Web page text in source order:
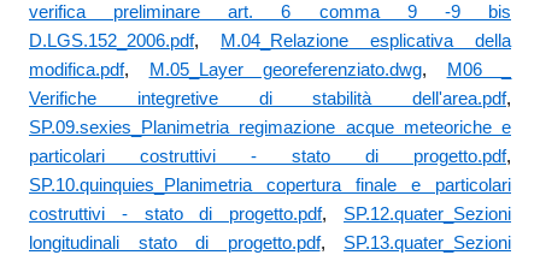
verifica preliminare art. 6 comma 9 -9 bis
D.LGS.152_2006.pdf,
M.04_Relazione esplicativa della
modifica.pdf, M.05_Layer georeferenziato.dwg,
M06 _
Verifiche integretive di stabilità dell'area.pdf,
SP.09.sexies_Planimetria regimazione acque meteoriche e
particolari costruttivi - stato di progetto.pdf,
SP.10.quinquies_Planimetria copertura finale e particolari
costruttivi - stato di progetto.pdf, SP.12.quater_Sezioni
longitudinali stato di progetto.pdf, SP.13.quater_Sezioni